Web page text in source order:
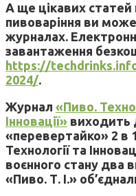
А ще цікавих
пивоваріння ви
журналах.
завантаження
https://
2024/.
Журнал «Пиво.
Інновації» виходить
«перевертайко» 2 в
Технології та
воєнного стану два
«Пиво. Т. І.»